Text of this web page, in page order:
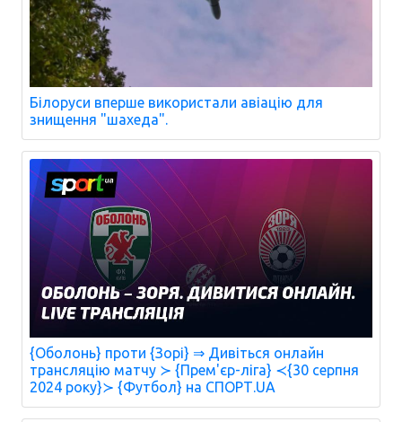
Білоруси вперше використали авіацію для
знищення "шахеда".
{Оболонь} проти {Зорі} ⇒ Дивіться онлайн
трансляцію матчу ≻ {Прем'єр-ліга} ≺{30 серпня
2024 року}≻ {Футбол} на СПОРТ.UA